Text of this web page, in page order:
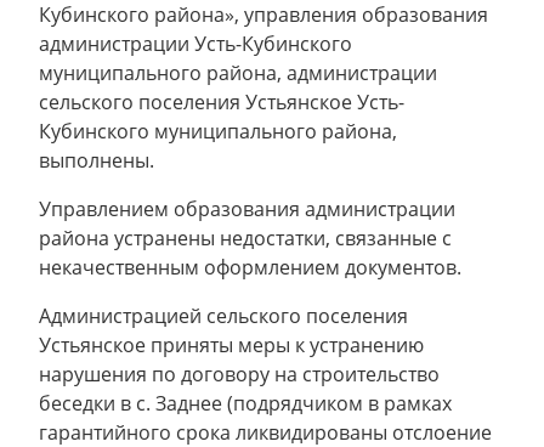
Кубинского района», управления образования
администрации Усть-Кубинского
муниципального района, администрации
сельского поселения Устьянское Усть-
Кубинского муниципального района,
выполнены.
Управлением образования администрации
района устранены недостатки, связанные с
некачественным оформлением документов.
Администрацией сельского поселения
Устьянское приняты меры к устранению
нарушения по договору на строительство
беседки в с. Заднее (подрядчиком в рамках
гарантийного срока ликвидированы отслоение